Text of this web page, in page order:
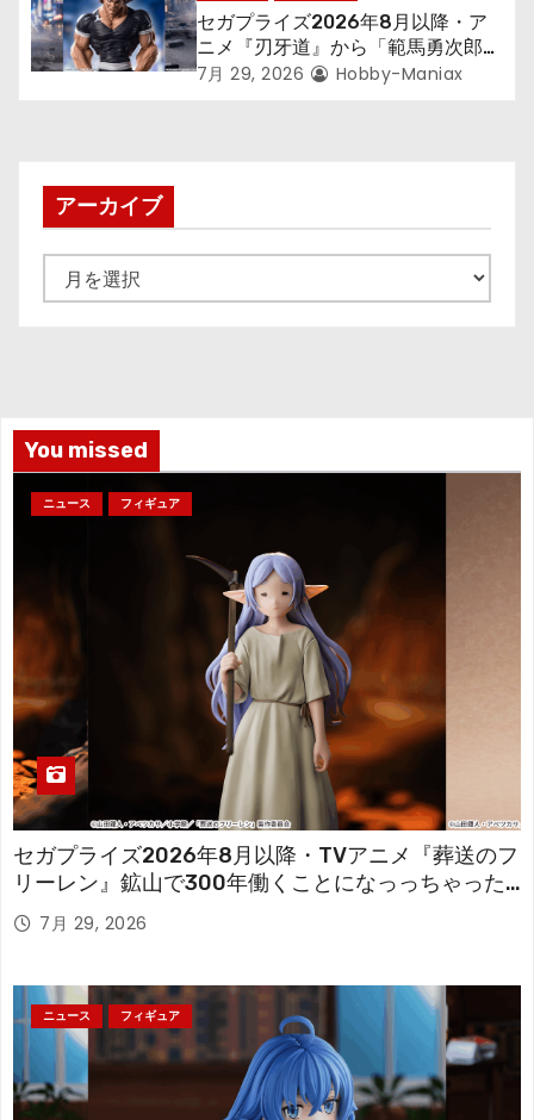
セガプライズ2026年8月以降・ア
ニメ『刃牙道』から「範馬勇次郎」
が登場ッッ!!
7月 29, 2026 Hobby-Maniax
アーカイブ
ー
You missed
ニュース フィギュア
セガプライズ2026年8月以降・TVアニメ『葬送のフ
リーレン』鉱山で300年働くことになっっちゃった
「フリーレン」を立体化！
7月 29, 2026
ニュース フィギュア